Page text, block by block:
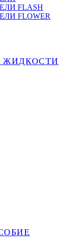
FLASH
FLOWER
ЖИДКОСТИ